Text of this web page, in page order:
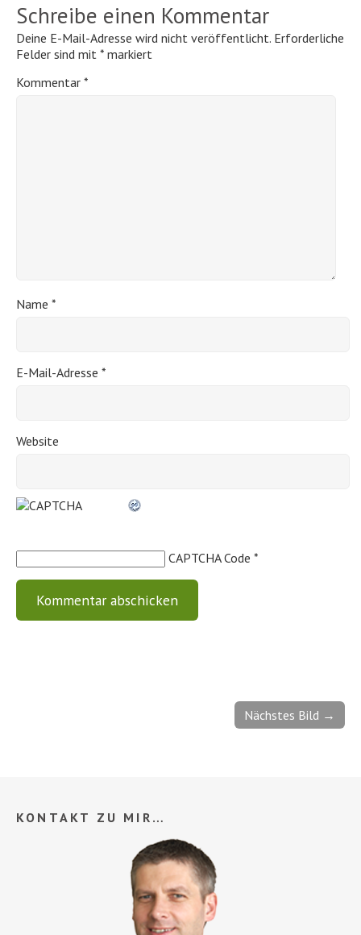
Schreibe einen Kommentar
Deine E-Mail-Adresse wird nicht veröffentlicht. Erforderliche
Felder sind mit * markiert
Kommentar *
Name *
E-Mail-Adresse *
Website
CAPTCHA Code *
Nächstes Bild →
KONTAKT ZU MIR…